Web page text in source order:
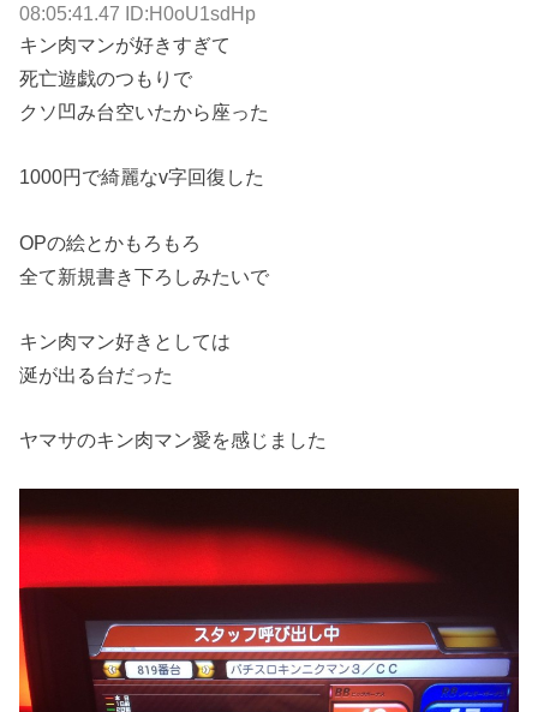
08:05:41.47 ID:H0oU1sdHp
キン肉マンが好きすぎて
死亡遊戯のつもりで
クソ凹み台空いたから座った
1000円で綺麗なv字回復した
OPの絵とかもろもろ
全て新規書き下ろしみたいで
キン肉マン好きとしては
涎が出る台だった
ヤマサのキン肉マン愛を感じました